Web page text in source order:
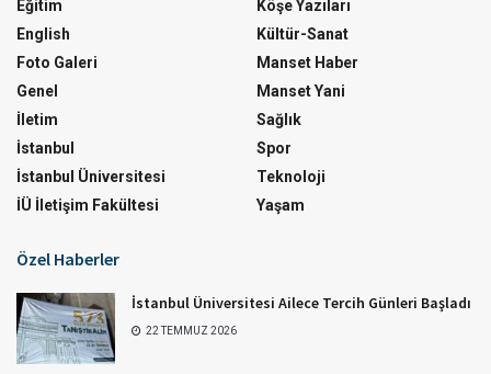
Eğitim
English
Foto Galeri
Genel
İletim
İstanbul
İstanbul Üniversitesi
İÜ İletişim Fakültesi
Köşe Yazıları
Kültür-Sanat
Manset Haber
Manset Yani
Sağlık
Spor
Teknoloji
Yaşam
Özel Haberler
İstanbul Üniversitesi Ailece Tercih Günleri Başladı
22 TEMMUZ 2026